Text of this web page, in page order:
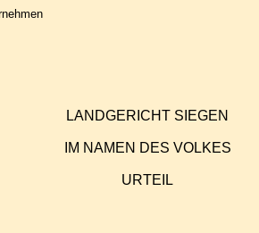
LANDGERICHT SIEGEN
IM NAMEN DES VOLKES
URTEIL